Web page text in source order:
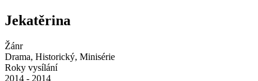
Jekatěrina
Žánr
Drama, Historický, Minisérie
Roky vysílání
2014 - 2014